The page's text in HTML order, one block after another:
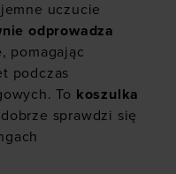
uczucie
odprowadza
, pomagając
podczas
To koszulka
sprawdzi się